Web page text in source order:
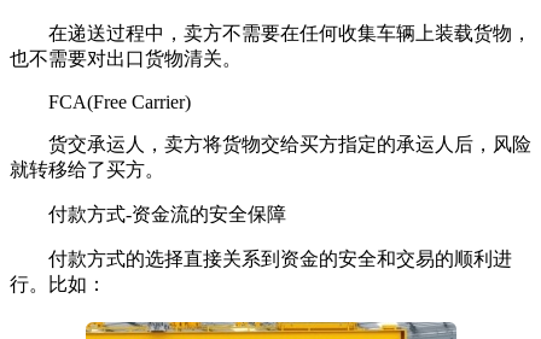
在递送过程中，卖方不需要在任何收集车辆上装载货物，
也不需要对出口货物清关。
FCA(Free Carrier)
货交承运人，卖方将货物交给买方指定的承运人后，风险
就转移给了买方。
付款方式-资金流的安全保障
付款方式的选择直接关系到资金的安全和交易的顺利进
行。比如：